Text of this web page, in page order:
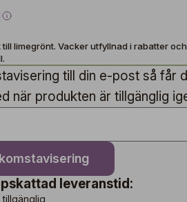
limegrönt. Vacker utfyllnad i rabatter och
till din e-post så får
när produkten är tillgänglig
leveranstid:
tillgänglig